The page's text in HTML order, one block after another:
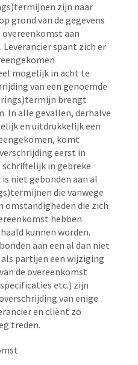
zijn naar
grond van de gegevens
overeenkomst aan
Leverancier spant zich er
mogelijk in acht te
van een genoemde
brengt
In alle gevallen, derhalve
en uitdrukkelijk een
komt
eerst in
in gebreke
niet gebonden aan al
die vanwege
omstandigheden die zich
hebben
kunnen worden.
aan een al dan niet
partijen een wijziging
de overeenkomst
etc.) zijn
van enige
en cliënt zo
treden.